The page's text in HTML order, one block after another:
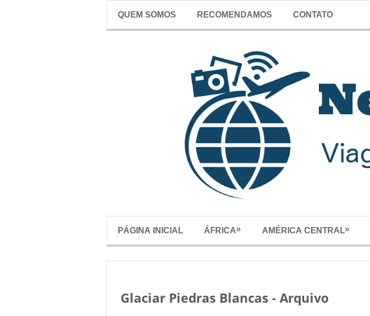
QUEM SOMOS RECOMENDAMOS CONTATO
PÁGINA INICIAL ÁFRICA» AMÉRICA CENTRAL»
Glaciar Piedras Blancas - Arquivo